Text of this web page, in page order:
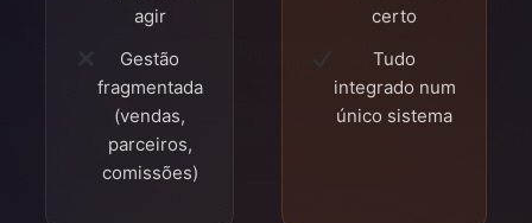
agir
Gestão
fragmentada
(vendas,
parceiros,
comissões)
certo
Tudo
integrado num
único sistema